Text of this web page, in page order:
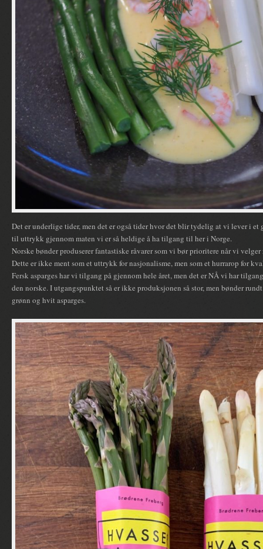
Det er underlige tider, men det er også tider hvor det blir tydelig at vi lever i et
til uttrykk gjennom maten vi er så heldige å ha tilgang til her i Norge.
Norske bønder produserer fantastiske råvarer som vi bør prioritere når vi
Dette er ikke ment som et uttrykk for nasjonalisme, men som et hurrarop for
Fersk asparges har vi tilgang på gjennom hele året, men det er NÅ vi har
den norske. I utgangspunktet så er ikke produksjonen så stor, men bønder
grønn og hvit asparges.